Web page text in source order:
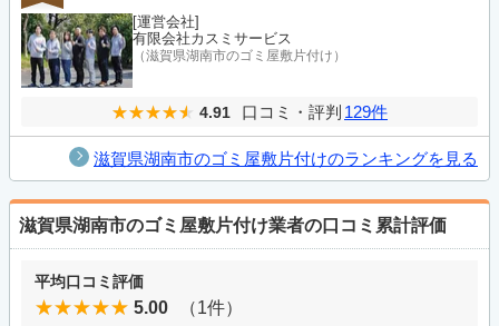
[運営会社]
有限会社カスミサービス
（滋賀県湖南市のゴミ屋敷片付け）
4.91 口コミ・評判 129件
滋賀県湖南市のゴミ屋敷片付けのランキングを見る
滋賀県湖南市のゴミ屋敷片付け業者の口コミ累計評価
平均口コミ評価
5.00 （1件）